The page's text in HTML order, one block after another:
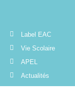
Label EAC
Vie Scolaire
APEL
Actualités